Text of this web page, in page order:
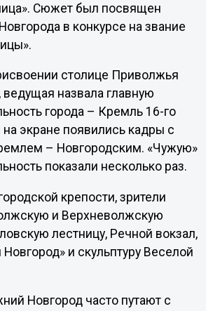
Сюжет был посвящен
в конкурсе на звание
столице Приволжья
ведущая назвала главную
города – Кремль 16-го
экране появились кадры с
– Новгородским. «Чужую»
показали несколько раз.
крепости, зрители
и Верхневолжскую
лестницу, Речной вокзал,
и скульптуру Веселой
Новгород часто путают с